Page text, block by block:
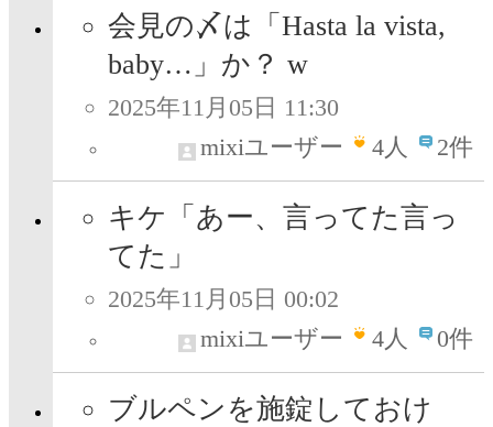
会見の〆は「Hasta la vista,
baby…」か？ w
2025年11月05日 11:30
mixiユーザー
4人 2件
キケ「あー、言ってた言っ
てた」
2025年11月05日 00:02
mixiユーザー
4人 0件
ブルペンを施錠しておけ